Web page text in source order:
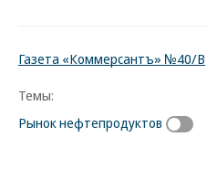
Газета «Коммерсантъ» №40/В
Темы:
Рынок нефтепродуктов